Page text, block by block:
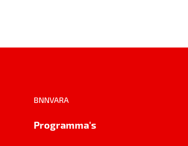
BNNVARA
Programma's